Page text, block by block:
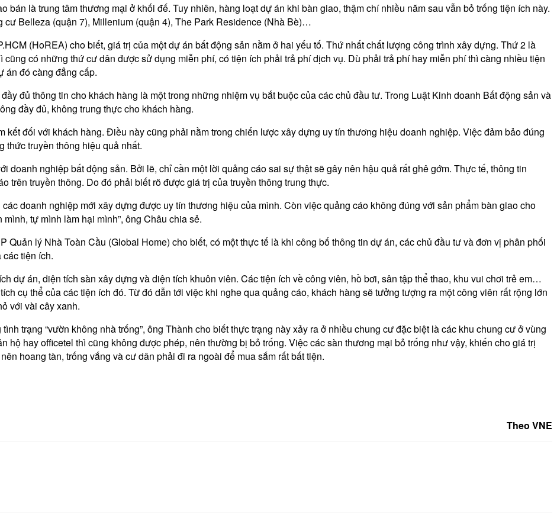
bán là trung tâm thương mại ở khối đế. Tuy nhiên, hàng loạt dự án khi bàn giao, thậm chí nhiều năm sau vẫn bỏ trống tiện ích này.
Belleza (quận 7), Millenium (quận 4), The Park Residence (Nhà Bè)…
(HoREA) cho biết, giá trị của một dự án bất động sản nằm ở hai yếu tố. Thứ nhấtchất lượng công trình xây dựng. Thứ 2 là
có những thứ cư dân được sử dụng miễn phí, có tiện ích phải trả phí dịch vụ. Dù phải trả phí hay miễn phí thì càng nhiều tiện
án đó càng đẳng cấp.
đủ thông tin cho khách hàng là một trong những nhiệm vụ bắt buộc của các chủ đầu tư. Trong Luật Kinh doanh Bất động sản và
đầy đủ, không trung thực cho khách hàng.
kết đối với khách hàng. Điều này cũng phải nằm trong chiến lược xây dựng uy tín thương hiệu doanh nghiệp. Việc đảm bảo đúng
thức truyền thông hiệu quả nhất.
doanh nghiệp bất động sản. Bởi lẽ, chỉ cần một lời quảng cáo sai sự thật sẽ gây nên hậu quả rất ghê gớm. Thực tế, thông tin
trên truyền thông. Do đó phải biết rõ được giá trị của truyền thông trung thực.
doanh nghiệp mới xây dựng được uy tín thương hiệu của mình. Còn việc quảng cáo không đúng với sản phẩm bàn giao cho
tự mình làm hại mình”, ông Châu chia sẻ.
lý Nhà Toàn Cầu (Global Home) cho biết, có một thực tế là khi công bố thông tin dự án, các chủ đầu tư và đơn vị phân phối
tiện ích.
dự án, diện tích sàn xây dựng và diện tích khuôn viên. Các tiện ích về công viên, hồ bơi, sân tập thể thao, khu vui chơi trẻ em…
cụ thể của các tiện ích đó. Từ đó dẫn tới việc khi nghe qua quảng cáo, khách hàng sẽ tưởng tượng ra một công viên rất rộng lớn
với vài cây xanh.
trạng “vườn không nhà trống”, ông Thành cho biết thực trạng này xảy ra ở nhiều chung cư đặc biệt là các khu chung cư ở vùng
hộ hay officetel thì cũng không được phép, nên thường bị bỏ trống. Việc các sàn thương mại bỏ trống như vậy, khiến cho giá trị
hoang tàn, trống vắng và cư dân phải đi ra ngoài để mua sắm rất bất tiện.
Theo VNE